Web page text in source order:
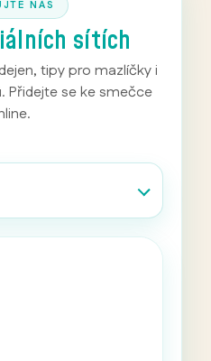
NÁS
sítích
tipy pro mazlíčky i
Přidejte se ke smečce